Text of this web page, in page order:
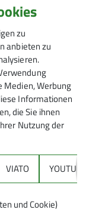
Zug die
trieb,
ahnten noch
wir die
hinten
zu
anbieten zu
Medien, Werbung
Informationen
die Sie ihnen
Nutzung der
VIATO
und Cookie)